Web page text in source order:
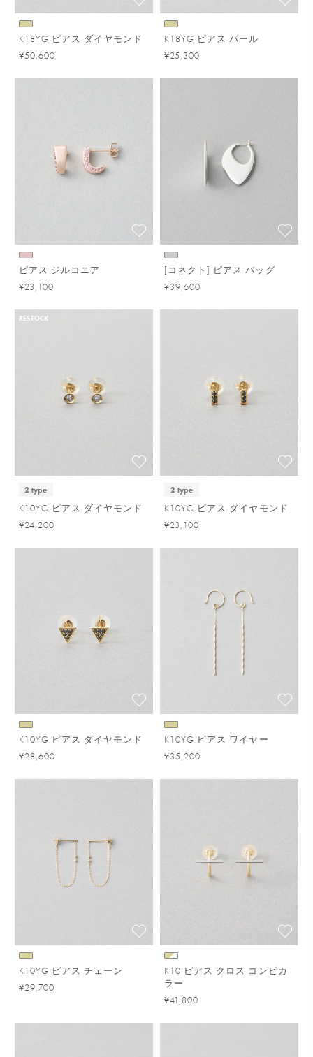
K18YG ピアス ダイヤモンド
¥50,600
K18YG ピアス パール
¥25,300
ピアス ジルコニア
¥23,100
[コネクト] ピアス バッグ
¥39,600
RESTOCK
2 type
K10YG ピアス ダイヤモンド
¥24,200
2 type
K10YG ピアス ダイヤモンド
¥23,100
K10YG ピアス ダイヤモンド
¥28,600
K10YG ピアス ワイヤー
¥35,200
K10YG ピアス チェーン
¥29,700
K10 ピアス クロス コンビカ
ラー
¥41,800